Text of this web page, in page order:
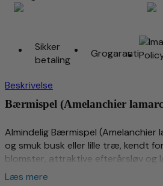
Sikker
betaling
Grogaranti
Beskrivelse
Bærmispel (Amelanchier
Almindelig Bærmispel (Amelanchier
og smuk busk eller lille træ, kendt
blomster, attraktive efterårsløv og
plante er populær i haver og
Læs mere